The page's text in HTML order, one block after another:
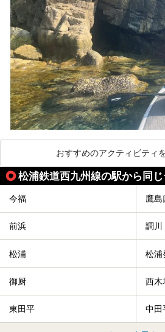
おすすめのアクティビティ
松浦鉄道西九州線の駅から同
今福 鷹島
前浜 調川
松浦 松浦
御厨 西木
東田平 中田